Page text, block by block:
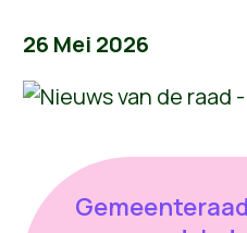
26 Mei 2026